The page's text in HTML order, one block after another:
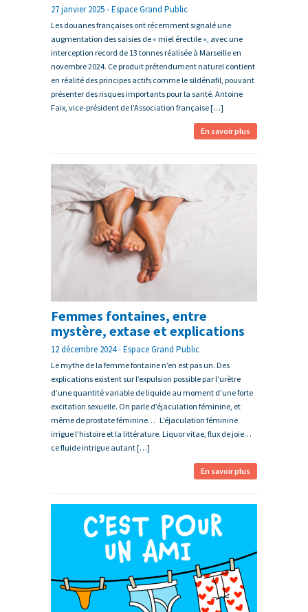
27 janvier 2025 - Espace Grand Public
Les douanes françaises ont récemment signalé une
augmentation des saisies de « miel érectile », avec une
interception record de 13 tonnes réalisée à Marseille en
novembre 2024. Ce produit prétendument naturel contient
en réalité des principes actifs comme le sildénafil, pouvant
présenter des risques importants pour la santé. Antoine
Faix, vice-président de l’Association française […]
En savoir plus
Femmes fontaines, entre
mystère, extase et explications
12 décembre 2024 - Espace Grand Public
Le mythe de la femme fontaine n’en est pas un. Des
explications existent sur l’expulsion possible par l’urètre
d’une quantité variable de liquide au moment d’une forte
excitation sexuelle. On parle d’éjaculation féminine, et
même de prostate féminine… L’éjaculation féminine
irrigue l’histoire et la littérature. Liquor vitae, flux de joie…
ce fluide intrigue autant […]
En savoir plus